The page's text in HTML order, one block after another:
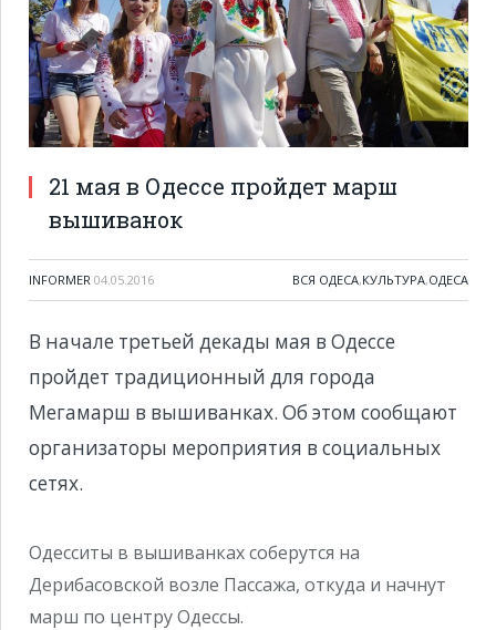
21 мая в Одессе пройдет марш
вышиванок
INFORMER 04.05.2016 ВСЯ ОДЕСА,КУЛЬТУРА,ОДЕСА
В начале третьей декады мая в Одессе
пройдет традиционный для города
Мегамарш в вышиванках. Об этом сообщают
организаторы мероприятия в социальных
сетях.
Одесситы в вышиванках соберутся на
Дерибасовской возле Пассажа, откуда и начнут
марш по центру Одессы.